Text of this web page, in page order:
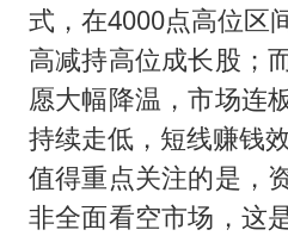
式，在4000点高位区
高减持高位成长股；
愿大幅降温，市场连
持续走低，短线赚钱
值得重点关注的是，
非全面看空市场，这